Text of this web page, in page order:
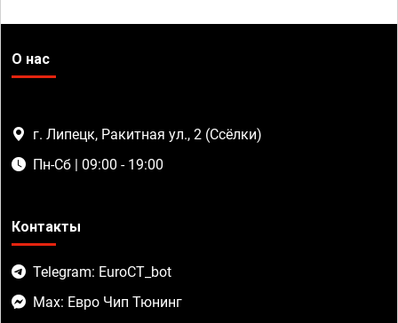
О нас
г. Липецк, Ракитная ул., 2 (Ссёлки)
Пн-Сб | 09:00 - 19:00
Контакты
Telegram: EuroCT_bot
Max: Евро Чип Тюнинг